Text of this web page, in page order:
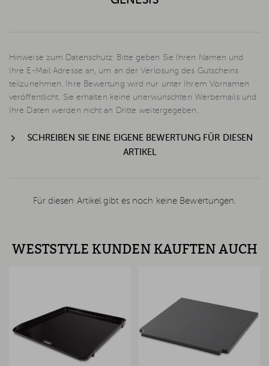
Hinweise zum Datenschutz: Bitte geben Sie Ihren Namen und
Ihre E-Mail Adresse an, um an der Verlosung des Gutscheins
teilzunehmen. Ihre Bewertung wird nur unter Ihrem Vornamen
veröffentlicht. Sie erhalten keine unerwünschten Werbemails und
Ihre Daten werden nicht an Dritte weitergegeben.
SCHREIBEN SIE EINE EIGENE BEWERTUNG FÜR DIESEN
ARTIKEL
Für diesen Artikel gibt es noch keine Bewertungen.
WESTSTYLE KUNDEN KAUFTEN AUCH